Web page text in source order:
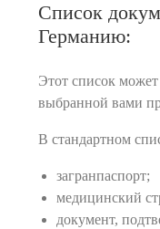
Список
Германию:
Этот список может
выбранной вами
В стандартном
загранпаспорт;
медицинский
документ,